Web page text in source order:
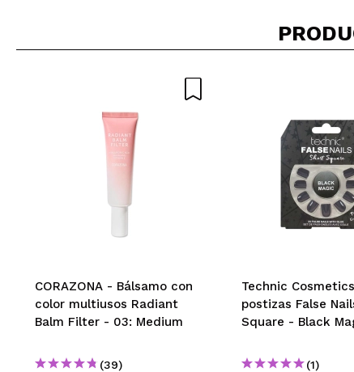
CORAZONA - Bálsamo con
color multiusos Radiant
Balm Filter - 03: Medium
(39)
Technic
postizas False
Square - Black
(1)